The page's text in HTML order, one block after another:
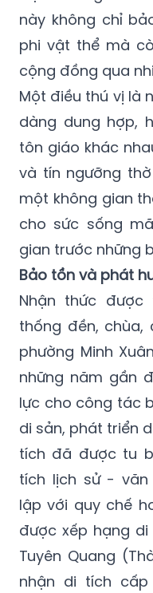
này không chỉ
phi vật thể mà
cộng đồng qua
Một điều thú vị là
dàng dung hợp,
tôn giáo khác
và tín ngưỡng
một không gian
cho sức sống
gian trước những
Bảo tồn và phát
Nhận thức
thống đền, chùa,
phường Minh
những năm gần
lực cho công tác
di sản, phát triển
tích đã được tu
tích lịch sử - văn
lập với quy chế
được xếp hạng
Tuyên Quang
nhận di tích